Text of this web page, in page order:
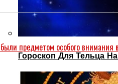
Гороскоп Для Тельца